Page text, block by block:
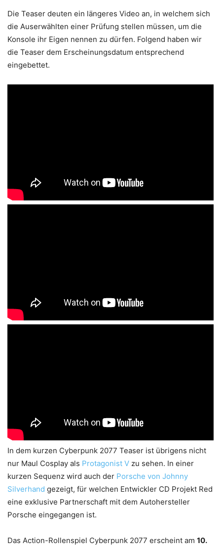
Die Teaser deuten ein längeres Video an, in welchem sich
die Auserwählten einer Prüfung stellen müssen, um die
Konsole ihr Eigen nennen zu dürfen. Folgend haben wir
die Teaser dem Erscheinungsdatum entsprechend
eingebettet.
In dem kurzen Cyberpunk 2077 Teaser ist übrigens nicht
nur Maul Cosplay als Protagonist V zu sehen. In einer
kurzen Sequenz wird auch der Porsche von Johnny
Silverhand gezeigt, für welchen Entwickler CD Projekt Red
eine exklusive Partnerschaft mit dem Autohersteller
Porsche eingegangen ist.
Das Action-Rollenspiel Cyberpunk 2077 erscheint am 10.